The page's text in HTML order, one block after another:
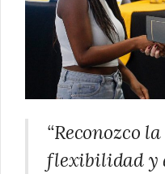
“Reconozco
flexibilidad y